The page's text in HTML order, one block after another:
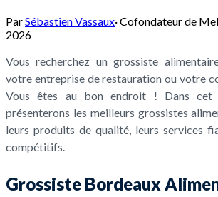
ParSébastien Vassaux·Cofondateur de
2026
Vous recherchez un grossiste
votre entreprise de restauration ou votre
Vous êtes au bon endroit ! Dans cet
présenterons les meilleurs grossistes
leurs produits de qualité, leurs services
compétitifs.
Grossiste Bordeaux